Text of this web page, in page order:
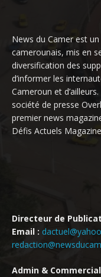
News du Camer est
camerounais, mis en
diversification des
d’informer les
Cameroun et
société de presse
premier news
Défis Actuels
Directeur de
Email :
Admin &